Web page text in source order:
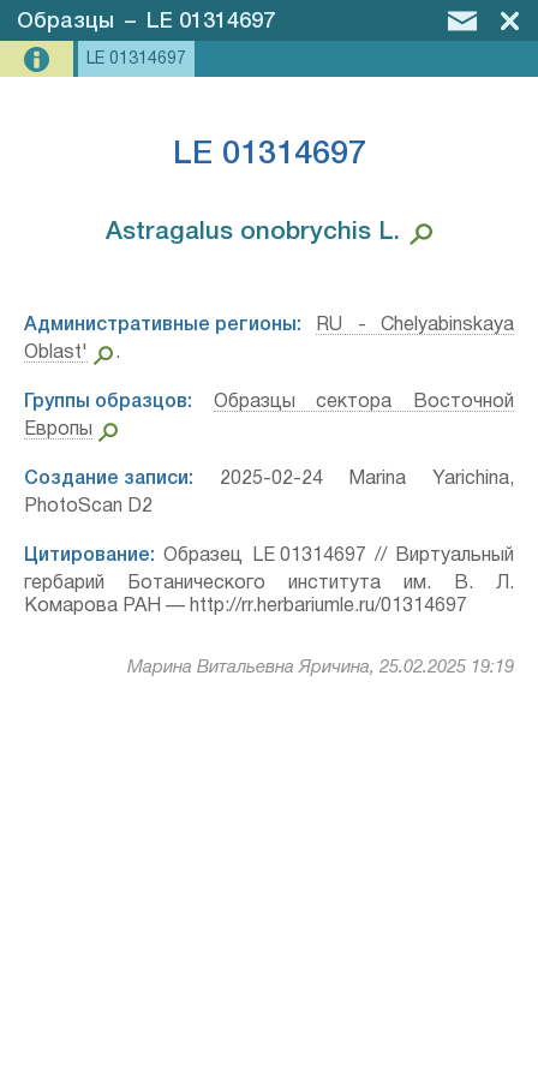
Образцы – LE 01314697
LE 01314697
LE 01314697
Astragalus onobrychis L.⁣
Административные регионы:
RU - Chelyabinskaya
Oblast'
.
Группы образцов:
Образцы сектора Восточной
Европы
Создание записи: 2025-02-24 Marina Yarichina,
PhotoScan D2
Цитирование: Образец LE 01314697 // Виртуальный
гербарий Ботанического института им. В. Л.
Комарова РАН — http://rr.herbariumle.ru/01314697
Марина Витальевна Яричина, 25.02.2025 19:19